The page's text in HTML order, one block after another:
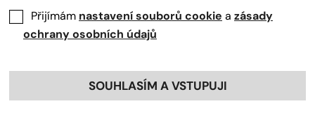
Přijímám nastavení souborů cookie a zásady
ochrany osobních údajů
SOUHLASÍM A VSTUPUJI